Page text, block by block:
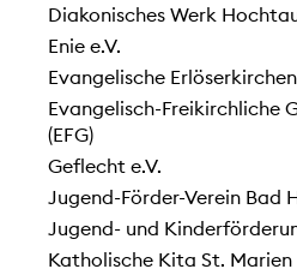
Diakonisches Werk
Enie e.V.
Evangelische
Evangelisch-Freikirchliche
(EFG)
Geflecht e.V.
Jugend-Förder-Verein Bad
Jugend- und
Katholische Kita St. Marien